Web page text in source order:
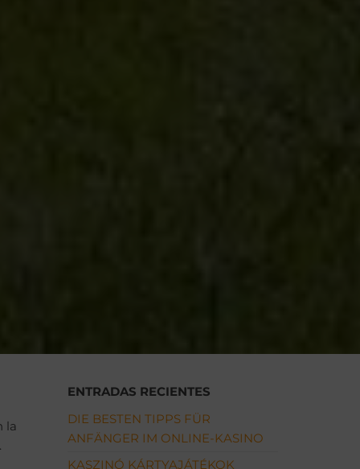
la
ENTRADAS RECIENTES
DIE BESTEN TIPPS FÜR
ANFÄNGER IM ONLINE-KASINO
KASZINÓ KÁRTYAJÁTÉKOK